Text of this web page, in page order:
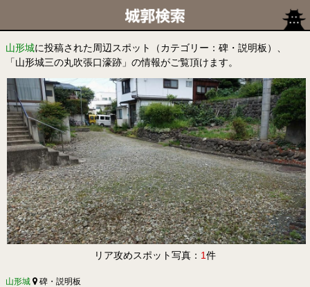
山形城に投稿された周辺スポット（カテゴリー：碑・説明板）、
「山形城三の丸吹張口濠跡」の情報がご覧頂けます。
リア攻めスポット写真： 1件
山形城 碑・説明板